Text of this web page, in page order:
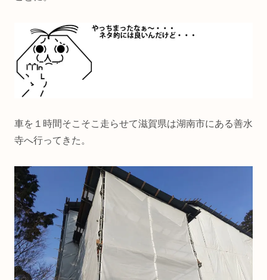
車を１時間そこそこ走らせて滋賀県は湖南市にある善水
寺へ行ってきた。